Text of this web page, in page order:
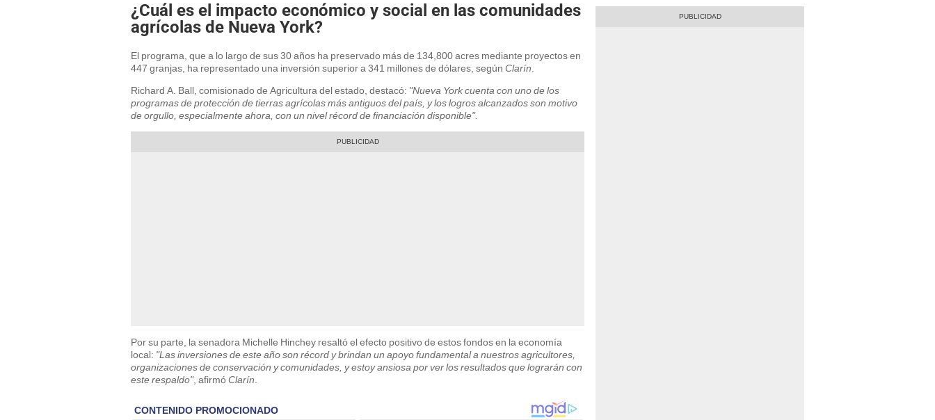
¿Cuál es el impacto económico y social en las comunidades
agrícolas de Nueva York?
El programa, que a lo largo de sus 30 años ha preservado más de 134,800 acres mediante proyectos en
447 granjas, ha representado una inversión superior a 341 millones de dólares, según Clarín.
Richard A. Ball, comisionado de Agricultura del estado, destacó: "Nueva York cuenta con uno de los
programas de protección de tierras agrícolas más antiguos del país, y los logros alcanzados son motivo
de orgullo, especialmente ahora, con un nivel récord de financiación disponible".
Por su parte, la senadora Michelle Hinchey resaltó el efecto positivo de estos fondos en la economía
local: "Las inversiones de este año son récord y brindan un apoyo fundamental a nuestros agricultores,
organizaciones de conservación y comunidades, y estoy ansiosa por ver los resultados que lograrán con
este respaldo", afirmóClarín.